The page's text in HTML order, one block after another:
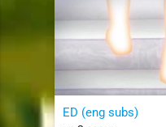
ED (eng subs)